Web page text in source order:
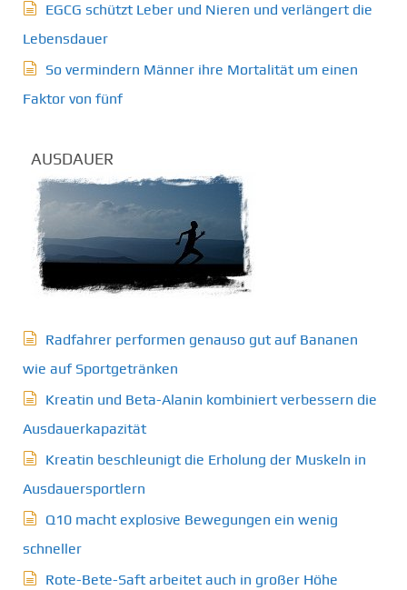
EGCG schützt Leber und Nieren und verlängert die
Lebensdauer
So vermindern Männer ihre Mortalität um einen
Faktor von fünf
AUSDAUER
Radfahrer performen genauso gut auf Bananen
wie auf Sportgetränken
Kreatin und Beta-Alanin kombiniert verbessern die
Ausdauerkapazität
Kreatin beschleunigt die Erholung der Muskeln in
Ausdauersportlern
Q10 macht explosive Bewegungen ein wenig
schneller
Rote-Bete-Saft arbeitet auch in großer Höhe